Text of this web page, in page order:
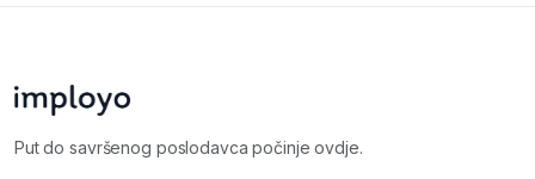
Put do savršenog poslodavca počinje ovdje.